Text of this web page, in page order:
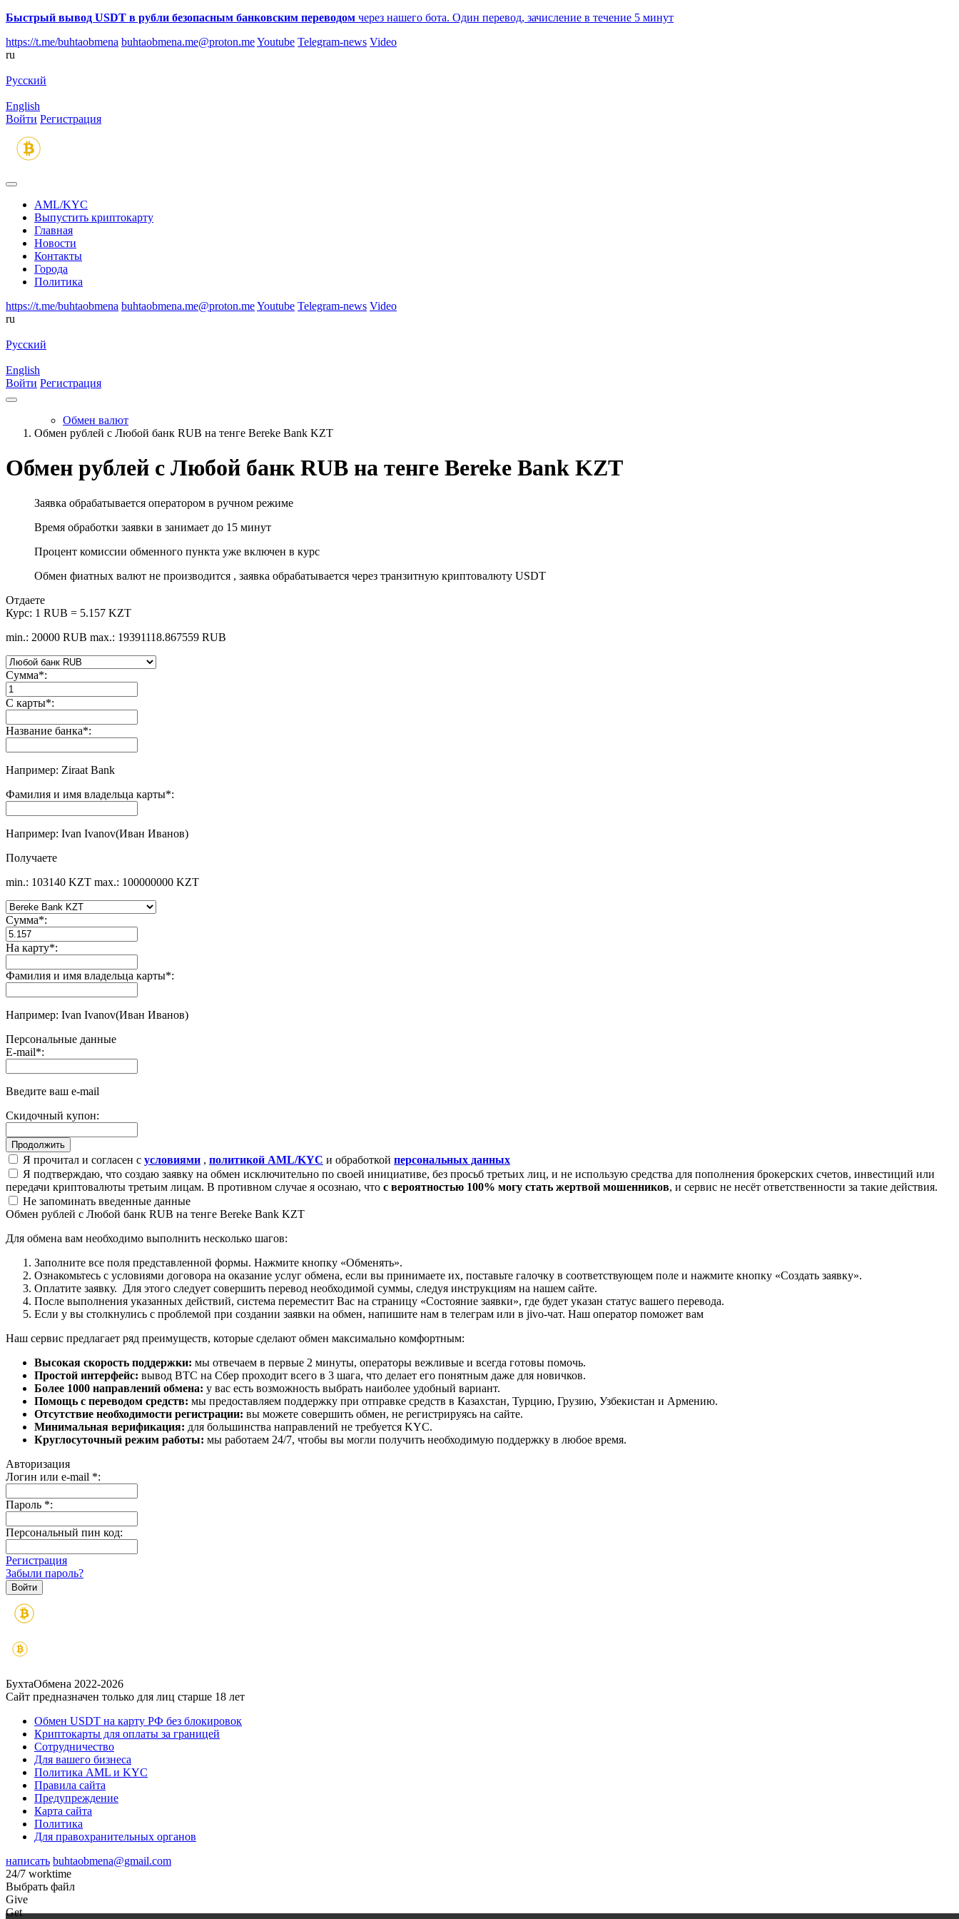
Быстрый вывод USDT в рубли безопасным банковским переводом через нашего бота. Один перевод, зачисление в течение 5 минут
https://t.me/buhtaobmena buhtaobmena.me@proton.meYoutube Telegram-news Video
ru
Русский
English
Войти Регистрация
AML/KYC
Выпустить криптокарту
Главная
Новости
Контакты
Города
Политика
https://t.me/buhtaobmena buhtaobmena.me@proton.meYoutube Telegram-news Video
ru
Русский
English
Войти Регистрация
Обмен валют
Обмен рублей с Любой банк RUB на тенге Bereke Bank KZT
Обмен рублей с Любой банк RUB на тенге Bereke Bank KZT
Заявка обрабатывается оператором в ручном режиме
Время обработки заявки в занимает до 15 минут
Процент комиссии обменного пункта уже включен в курс
Обмен фиатных валют не производится , заявка обрабатывается через транзитную криптовалюту USDT
Отдаете
Курс: 1 RUB = 5.157 KZT
min.: 20000 RUB max.: 19391118.867559 RUB
Сумма*:
С карты*:
Название банка*:
Например: Ziraat Bank
Фамилия и имя владельца карты*:
Например: Ivan Ivanov(Иван Иванов)
Получаете
min.: 103140 KZT max.: 100000000 KZT
Сумма*:
На карту*:
Фамилия и имя владельца карты*:
Например: Ivan Ivanov(Иван Иванов)
Персональные данные
E-mail*:
Введите ваш e-mail
Скидочный купон:
Я прочитал и согласен с условиями , политикой AML/KYC и обработкой персональных данных
Я подтверждаю, что создаю заявку на обмен исключительно по своей инициативе, без просьб третьих лиц, и не использую средства для пополнения брокерских счетов, инвестиций или
передачи криптовалюты третьим лицам. В противном случае я осознаю, что с вероятностью 100% могу стать жертвой мошенников, и сервис не несёт ответственности за такие действия.
Не запоминать введенные данные
Обмен рублей с Любой банк RUB на тенге Bereke Bank KZT
Для обмена вам необходимо выполнить несколько шагов:
Заполните все поля представленной формы. Нажмите кнопку «Обменять».
Ознакомьтесь с условиями договора на оказание услуг обмена, если вы принимаете их, поставьте галочку в соответствующем поле и нажмите кнопку «Создать заявку».
Оплатите заявку. Для этого следует совершить перевод необходимой суммы, следуя инструкциям на нашем сайте.
После выполнения указанных действий, система переместит Вас на страницу «Состояние заявки», где будет указан статус вашего перевода.
Если у вы столкнулись с проблемой при создании заявки на обмен, напишите нам в телеграм или в jivo-чат. Наш оператор поможет вам
Наш сервис предлагает ряд преимуществ, которые сделают обмен максимально комфортным:
Высокая скорость поддержки: мы отвечаем в первые 2 минуты, операторы вежливые и всегда готовы помочь.
Простой интерфейс: вывод BTC на Сбер проходит всего в 3 шага, что делает его понятным даже для новичков.
Более 1000 направлений обмена: у вас есть возможность выбрать наиболее удобный вариант.
Помощь с переводом средств: мы предоставляем поддержку при отправке средств в Казахстан, Турцию, Грузию, Узбекистан и Армению.
Отсутствие необходимости регистрации: вы можете совершить обмен, не регистрируясь на сайте.
Минимальная верификация: для большинства направлений не требуется KYC.
Круглосуточный режим работы: мы работаем 24/7, чтобы вы могли получить необходимую поддержку в любое время.
Авторизация
Логин или e-mail *:
Пароль *:
Персональный пин код:
Регистрация
Забыли пароль?
БухтаОбмена 2022-2026
Сайт предназначен только для лиц старше 18 лет
Обмен USDT на карту РФ без блокировок
Криптокарты для оплаты за границей
Сотрудничество
Для вашего бизнеса
Политика AML и KYC
Правила сайта
Предупреждение
Карта сайта
Политика
Для правохранительных органов
написать buhtaobmena@gmail.com
24/7 worktime
Выбрать файл
Give
Get